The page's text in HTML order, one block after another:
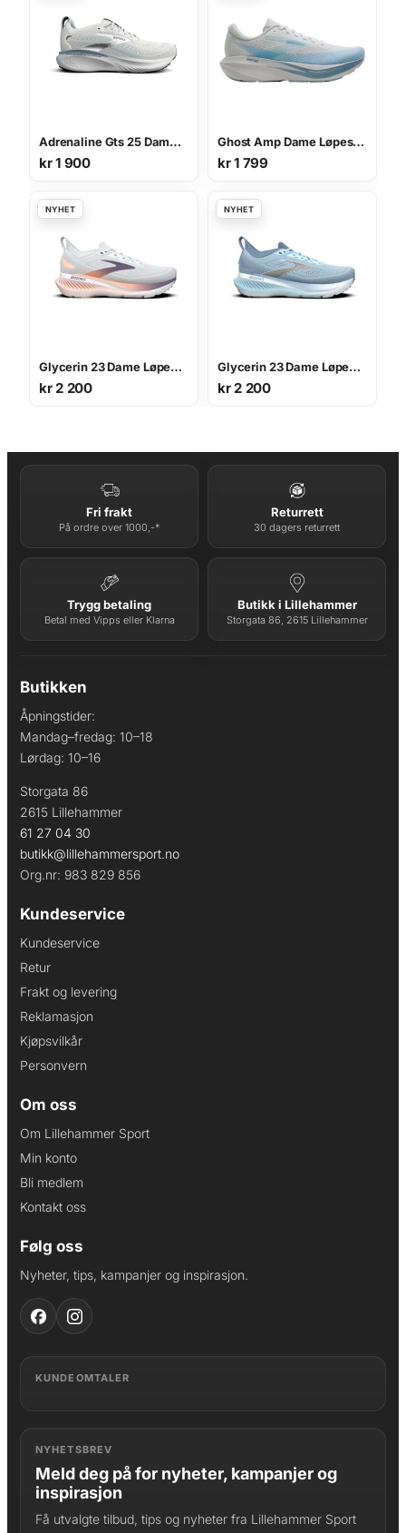
Adrenaline Gts 25 Dame Løpesko
kr1 900
Ghost Amp Dame Løpesko
kr1 799
Glycerin 23 Dame Løpesko
kr2 200
Glycerin 23 Dame Løpesko
kr2 200
Fri frakt
På ordre over 1000,-*
Returrett
30 dagers returrett
Trygg betaling
Betal med Vipps eller Klarna
Butikk i Lillehammer
Storgata 86, 2615 Lillehammer
Butikken
Åpningstider:
Mandag–fredag: 10–18
Lørdag: 10–16
Storgata 86
2615 Lillehammer
61 27 04 30
butikk@lillehammersport.no
Org.nr: 983 829 856
Kundeservice
Kundeservice
Retur
Frakt og levering
Reklamasjon
Kjøpsvilkår
Personvern
Om oss
Om Lillehammer Sport
Min konto
Bli medlem
Kontakt oss
Følg oss
Nyheter, tips, kampanjer og inspirasjon.
KUNDEOMTALER
NYHETSBREV
Meld deg på for nyheter, kampanjer og
inspirasjon
Få utvalgte tilbud, tips og nyheter fra Lillehammer Sport